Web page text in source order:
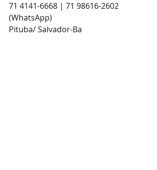
71 4141-6668 | 71 98616-2602
(WhatsApp)
Pituba/ Salvador-Ba